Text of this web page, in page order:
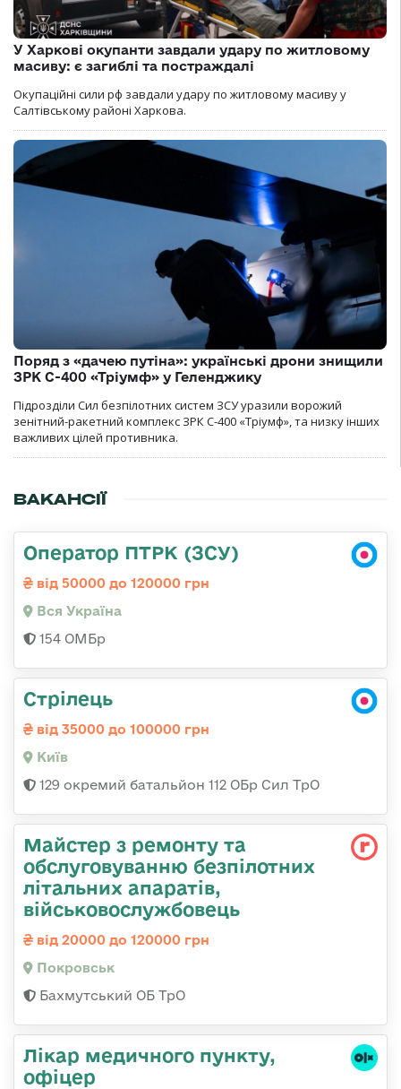
У Харкові окупанти завдали удару по житловому
масиву: є загиблі та постраждалі
Окупаційні сили рф завдали удару по житловому масиву у
Салтівському районі Харкова.
Поряд з «дачею путіна»: українські дрони знищили
ЗРК С-400 «Тріумф» у Геленджику
Підрозділи Сил безпілотних систем ЗСУ уразили ворожий
зенітний-ракетний комплекс ЗРК С-400 «Тріумф», та низку інших
важливих цілей противника.
ВАКАНСІЇ
Оператор ПТРК (ЗСУ)
від 50000 до 120000 грн
Вся Україна
154 ОМБр
Стрілець
від 35000 до 100000 грн
Київ
129 окремий батальйон 112 ОБр Сил ТрО
Майстер з ремонту та
обслуговуванню безпілотних
літальних апаратів,
військовослужбовець
від 20000 до 120000 грн
Покровськ
Бахмутський ОБ ТрО
Лікар медичного пункту,
офіцер